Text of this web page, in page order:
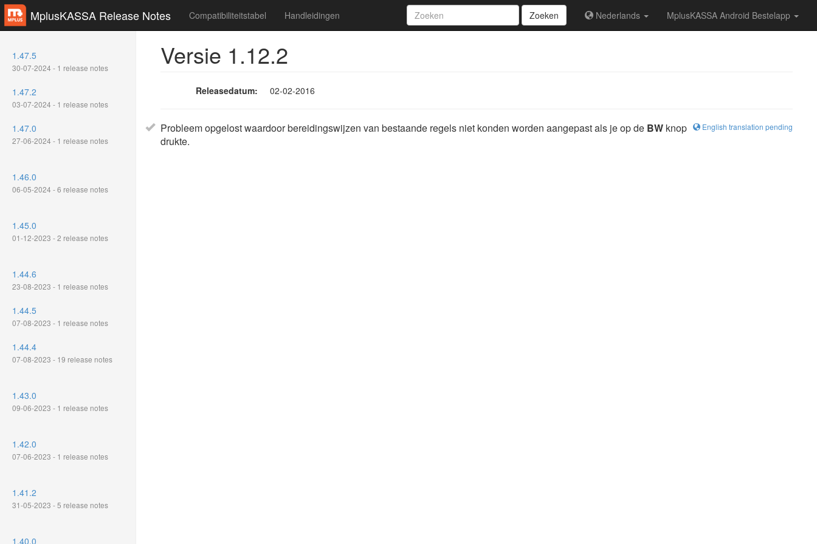
MplusKASSA Release Notes Zoeken Nederlands MplusKASSA Android Bestelapp
Compatibiliteitstabel Handleidingen
1.47.5
30-07-2024 - 1 release notes
1.47.2
03-07-2024 - 1 release notes
1.47.0
27-06-2024 - 1 release notes
1.46.0
06-05-2024 - 6 release notes
1.45.0
01-12-2023 - 2 release notes
1.44.6
23-08-2023 - 1 release notes
1.44.5
07-08-2023 - 1 release notes
1.44.4
07-08-2023 - 19 release notes
1.43.0
09-06-2023 - 1 release notes
1.42.0
07-06-2023 - 1 release notes
1.41.2
31-05-2023 - 5 release notes
1.40.0
Versie 1.12.2
Releasedatum: 02-02-2016
English translation pending
Probleem opgelost waardoor bereidingswijzen van bestaande regels niet konden worden aangepast als je op de BW knop
drukte.